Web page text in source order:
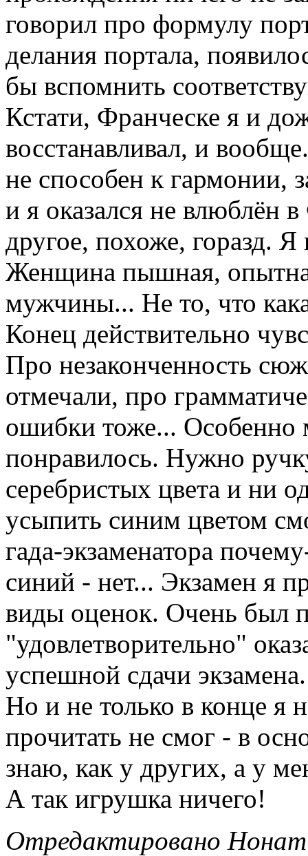
говорил про формулу
делания портала,
бы вспомнить
Кстати, Франческе я и
восстанавливал, и
не способен к гармонии,
и я оказался не влюблён
другое, похоже, горазд.
Женщина пышная,
мужчины... Не то, что
Конец действительно
Про незаконченность
отмечали, про
ошибки тоже... Особенно
понравилось. Нужно
серебристых цвета и ни
усыпить синим цветом
гада-экзаменатора
синий - нет... Экзамен я
виды оценок. Очень был
"удовлетворительно"
успешной сдачи экзамена.
Но и не только в конце я
прочитать не смог - в
знаю, как у других, а у
А так игрушка ничего!
Отредактировано